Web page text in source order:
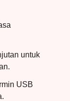
untuk
USB